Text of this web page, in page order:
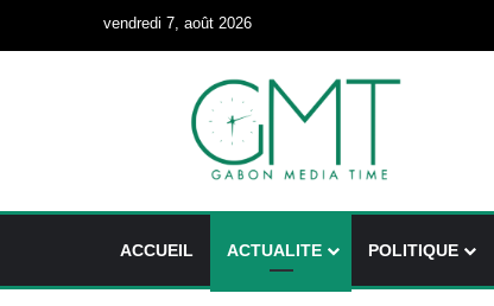
vendredi 7, août 2026
ACCUEIL ACTUALITE POLITIQUE